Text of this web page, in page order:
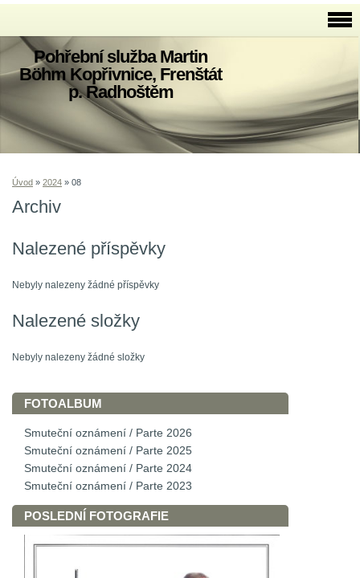
Pohřební služba Martin
Böhm Kopřivnice, Frenštát
p. Radhoštěm
Úvod » 2024 » 08
Archiv
Nalezené příspěvky
Nebyly nalezeny žádné příspěvky
Nalezené složky
Nebyly nalezeny žádné složky
FOTOALBUM
Smuteční oznámení / Parte 2026
Smuteční oznámení / Parte 2025
Smuteční oznámení / Parte 2024
Smuteční oznámení / Parte 2023
POSLEDNÍ FOTOGRAFIE